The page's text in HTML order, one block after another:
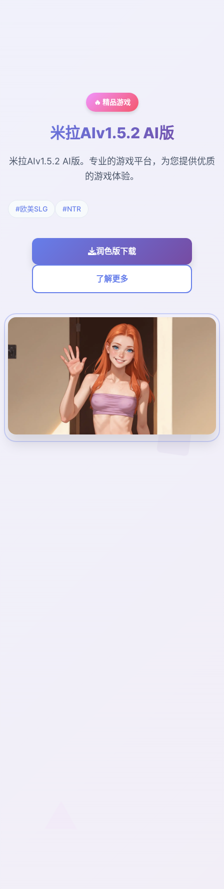
🔥 精品游戏
米拉AIv1.5.2 AI版
米拉AIv1.5.2 AI版。专业的游戏平台，为您提供优质
的游戏体验。
#欧美SLG #NTR
润色版下载
了解更多